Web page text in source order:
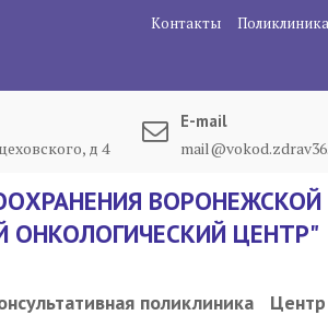
Контакты Поликлиника
д 4
E-mail
ОНКОЛОГИЧЕСКИЙ ЦЕНТР"
поликлиника